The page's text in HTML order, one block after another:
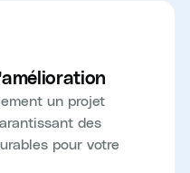
un projet
des
pour votre